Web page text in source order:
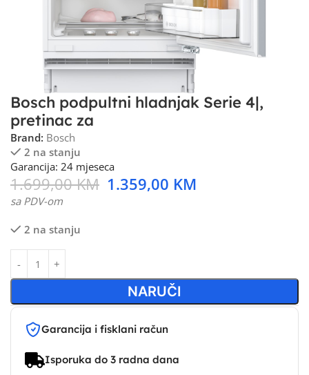
Bosch podpultni hladnjak Serie 4|,
pretinac za
Brand: Bosch
2 na stanju
Garancija: 24 mjeseca
1.699,00KM 1.359,00 KM
sa PDV-om
2 na stanju
NARUČI
Garancija i fisklani račun
Isporuka do 3 radna dana